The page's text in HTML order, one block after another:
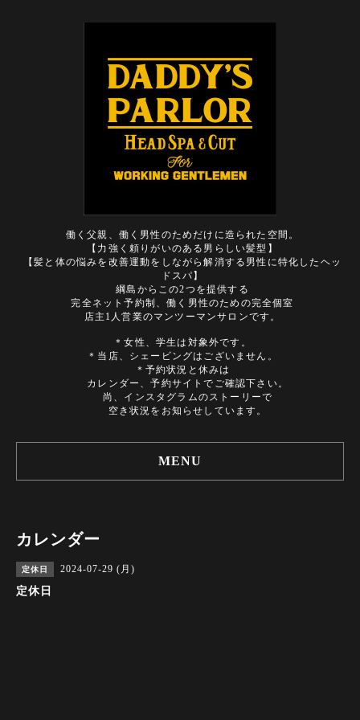
働く父親、働く男性のためだけに造られた空間。
【力強く頼りがいのある男らしい髪型】
【髪と体の悩みを改善運動をしながら解消する男性に特化したヘッ
ドスパ】
綱島からこの2つを提供する
完全ネット予約制、働く男性のための完全個室
店主1人営業のマンツーマンサロンです。
＊女性、学生は対象外です。
＊当店、シェービングはございません。
＊予約状況と休みは
カレンダー、予約サイトでご確認下さい。
尚、インスタグラムのストーリーで
空き状況をお知らせしています。
MENU
カレンダー
定休日 2024-07-29 (月)
定休日